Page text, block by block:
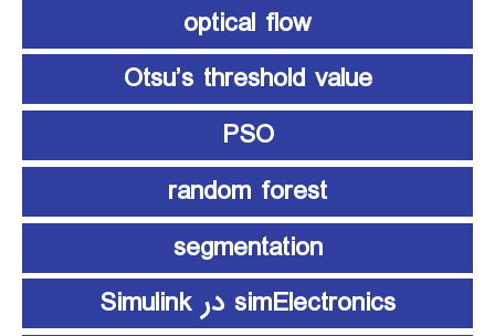
optical flow
Otsu’s threshold value
PSO
random forest
segmentation
simElectronics در Simulink